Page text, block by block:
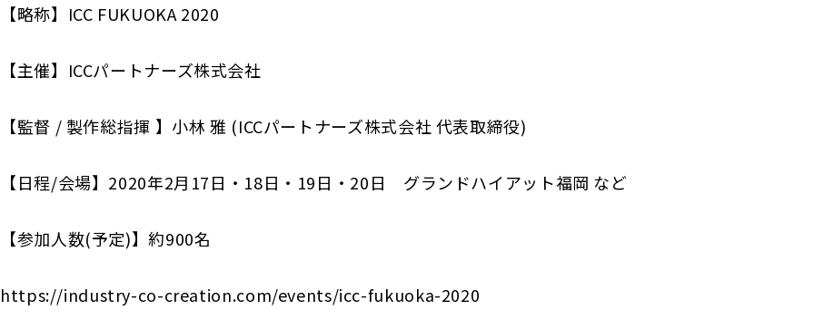
【略称】ICC FUKUOKA 2020
【主催】ICCパートナーズ株式会社
【監督 / 製作総指揮 】小林 雅 (ICCパートナーズ株式会社 代表取締役)
【日程/会場】2020年2月17日・18日・19日・20日 グランドハイアット福岡 など
【参加人数(予定)】約900名
https://industry-co-creation.com/events/icc-fukuoka-2020